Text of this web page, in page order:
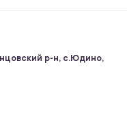
р-н, с.Юдино,